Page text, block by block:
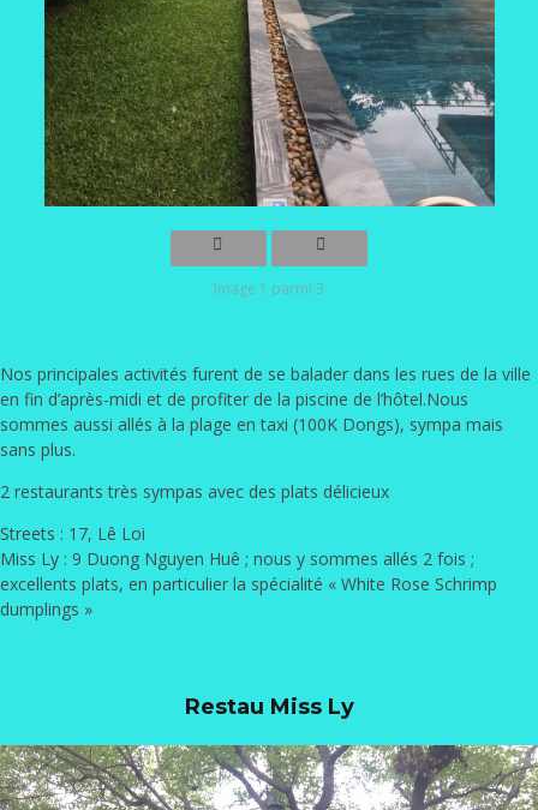
Image 1 parmi 3
Nos principales activités furent de se balader dans les rues de la ville
en fin d’après-midi et de profiter de la piscine de l’hôtel.Nous
sommes aussi allés à la plage en taxi (100K Dongs), sympa mais
sans plus.
2 restaurants très sympas avec des plats délicieux
Streets : 17, Lê Loi
Miss Ly : 9 Duong Nguyen Huê ; nous y sommes allés 2 fois ;
excellents plats, en particulier la spécialité « White Rose Schrimp
dumplings »
Restau Miss Ly